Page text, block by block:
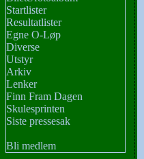
Startlister
Resultatlister
Egne O-Løp
Diverse
Utstyr
Arkiv
Lenker
Finn Fram Dagen
Skulesprinten
Siste pressesak
Bli medlem